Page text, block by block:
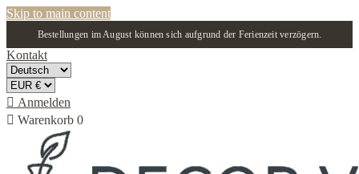
Skip to main content
Bestellungen im August können sich aufgrund der Ferienzeit verzögern.
Kontakt
 Anmelden
 Warenkorb 0